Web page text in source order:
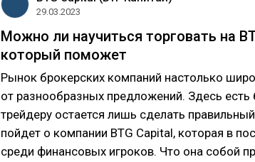
29.03.2023
Можно ли научиться торговать на
который поможет
Рынок брокерских компаний настолько
от разнообразных предложений. Здесь есть
трейдеру остается лишь сделать
пойдет о компании BTG Capital, которая в
среди финансовых игроков. Что она собой